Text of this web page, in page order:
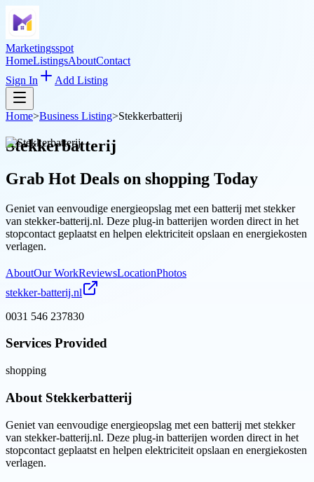
Marketingsspot
HomeListingsAboutContact
Sign In
Add Listing
Home>Business Listing>Stekkerbatterij
Stekkerbatterij
Grab Hot Deals on shopping Today
Geniet van eenvoudige energieopslag met een batterij met stekker
van stekker-batterij.nl. Deze plug-in batterijen worden direct in het
stopcontact geplaatst en helpen elektriciteit opslaan en energiekosten
verlagen.
AboutOur WorkReviewsLocationPhotos
stekker-batterij.nl
0031 546 237830
Services Provided
shopping
About Stekkerbatterij
Geniet van eenvoudige energieopslag met een batterij met stekker
van stekker-batterij.nl. Deze plug-in batterijen worden direct in het
stopcontact geplaatst en helpen elektriciteit opslaan en energiekosten
verlagen.